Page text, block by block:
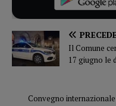
Il Comune
17 giugno le
Convegno